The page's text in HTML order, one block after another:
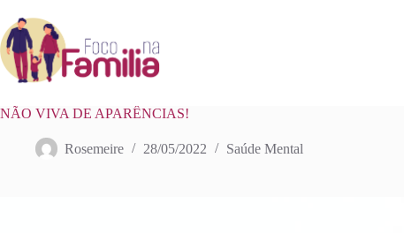
NÃO VIVA DE APARÊNCIAS!
Rosemeire 28/05/2022 Saúde Mental